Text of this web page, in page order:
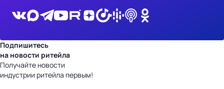
Подпишитесь
на новости ритейла
Получайте новости
индустрии ритейла первым!